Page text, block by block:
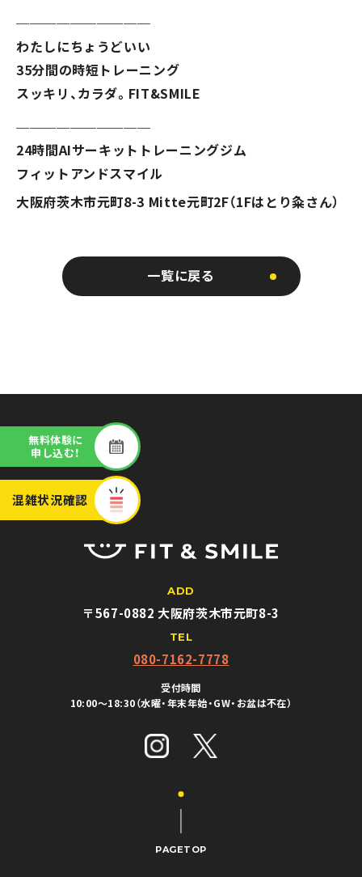
わたしにちょうどいい
35分間の時短トレーニング
スッキリ、カラダ。FIT&SMILE
24時間AIサーキットトレーニングジム
フィットアンドスマイル
大阪府茨木市元町8-3 Mitte元町2F（1Fはとり粂さん）
一覧に戻る
無料体験に
申し込む！
混雑状況確認
ADD
〒567-0882 大阪府茨木市元町8-3
TEL
080-7162-7778
受付時間
10:00〜18:30（水曜・年末年始・GW・お盆は不在）
PAGETOP